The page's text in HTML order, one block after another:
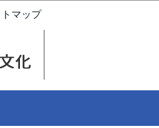
マップ